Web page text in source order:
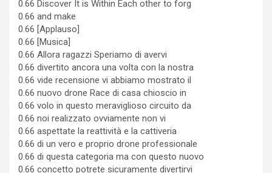
0.66 Discover It is Within Each other to forg
0.66 and make
0.66 [Applauso]
0.66 [Musica]
0.66 Allora ragazzi Speriamo di avervi
0.66 divertito ancora una volta con la nostra
0.66 vide recensione vi abbiamo mostrato il
0.66 nuovo drone Race di casa chioscio in
0.66 volo in questo meraviglioso circuito da
0.66 noi realizzato ovviamente non vi
0.66 aspettate la reattività e la cattiveria
0.66 di un vero e proprio drone professionale
0.66 di questa categoria ma con questo nuovo
0.66 concetto potrete sicuramente divertirvi